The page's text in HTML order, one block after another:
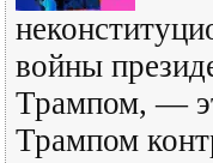
войны
Трампом, —
Трампом